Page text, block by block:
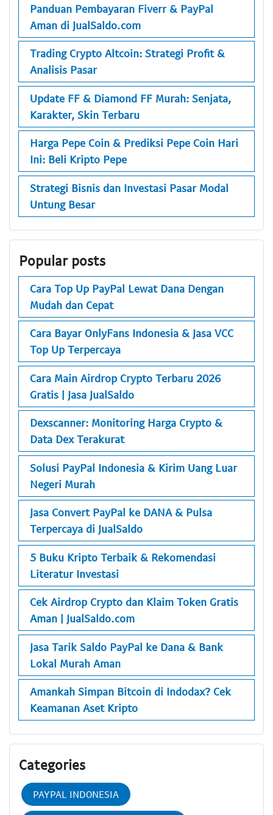
Panduan Pembayaran Fiverr & PayPal
Aman di JualSaldo.com
Trading Crypto Altcoin: Strategi Profit &
Analisis Pasar
Update FF & Diamond FF Murah: Senjata,
Karakter, Skin Terbaru
Harga Pepe Coin & Prediksi Pepe Coin Hari
Ini: Beli Kripto Pepe
Strategi Bisnis dan Investasi Pasar Modal
Untung Besar
Popular posts
Cara Top Up PayPal Lewat Dana Dengan
Mudah dan Cepat
Cara Bayar OnlyFans Indonesia & Jasa VCC
Top Up Terpercaya
Cara Main Airdrop Crypto Terbaru 2026
Gratis | Jasa JualSaldo
Dexscanner: Monitoring Harga Crypto &
Data Dex Terakurat
Solusi PayPal Indonesia & Kirim Uang Luar
Negeri Murah
Jasa Convert PayPal ke DANA & Pulsa
Terpercaya di JualSaldo
5 Buku Kripto Terbaik & Rekomendasi
Literatur Investasi
Cek Airdrop Crypto dan Klaim Token Gratis
Aman | JualSaldo.com
Jasa Tarik Saldo PayPal ke Dana & Bank
Lokal Murah Aman
Amankah Simpan Bitcoin di Indodax? Cek
Keamanan Aset Kripto
Categories
PAYPAL INDONESIA